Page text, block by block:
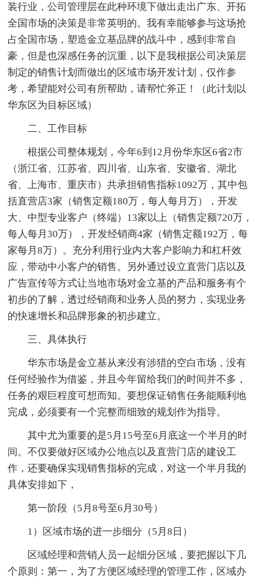
装行业，公司管理层在此种环境下做出走出广东、开拓
全国市场的决策是非常英明的。我有幸能够参与这场抢
占全国市场，塑造金立基品牌的战斗中，感到非常自
豪，但是也深感任务的沉重，以下是我根据公司决策层
制定的销售计划而做出的区域市场开发计划，仅作参
考，希望能对公司有所帮助，请帮忙斧正！（此计划以
华东区为目标区域）
二、工作目标
根据公司整体规划，今年6到12月份华东区6省2市
（浙江省、江苏省、四川省、山东省、安徽省、湖北
省、上海市、重庆市）共承担销售指标1092万，其中包
括直营店3家（销售定额180万，每人每月万），开发
大、中型专业客户（终端）13家以上（销售定额720万，
每人每月30万），开发经销商4家（销售定额192万，每
家每月8万）。充分利用行业内大客户影响力和杠杆效
应，带动中小客户的销售。另外通过设立直营门店以及
广告宣传等方式让当地市场对金立基的产品和服务有个
初步的了解，透过经销商和业务人员的努力，实现业务
的快速增长和品牌形象的初步建立。
三、具体执行
华东市场是金立基从来没有涉猎的空白市场，没有
任何经验作为借鉴，并且今年留给我们的时间并不多，
任务的艰巨程度可想而知。要想保证销售任务能顺利地
完成，必须要有一个完整而细致的规划作为指导。
其中尤为重要的是5月15号至6月底这一个半月的时
间。不仅要做好区域办公地点以及直营门店的建设工
作，还要确保实现销售指标的完成，对这一个半月我的
具体安排如下，
第一阶段（5月8号至6月30号）
1）区域市场的进一步细分（5月8日）
区域经理和营销人员一起细分区域，要把握以下几
个原则：第一，为了方便区域经理的管理工作，区域办